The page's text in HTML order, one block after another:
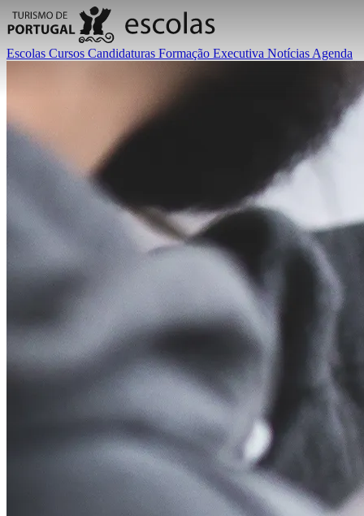
Escolas Cursos Candidaturas Formação Executiva Notícias Agenda